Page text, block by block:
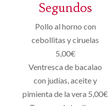
Segundos
Pollo al horno con
cebollitas y ciruelas
5,00€
Ventresca de bacalao
con judías, aceite y
pimienta de la vera 5,00€